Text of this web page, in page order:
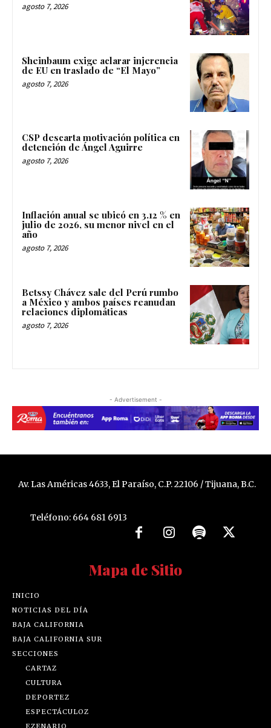
agosto 7, 2026
Sheinbaum exige aclarar injerencia
de EU en traslado de “El Mayo”
agosto 7, 2026
CSP descarta motivación política en
detención de Ángel Aguirre
agosto 7, 2026
Inflación anual se ubicó en 3.12 % en
julio de 2026, su menor nivel en el
año
agosto 7, 2026
Betssy Chávez sale del Perú rumbo
a México y ambos países reanudan
relaciones diplomáticas
agosto 7, 2026
- Advertisement -
Av. Las Américas 4633, El Paraíso, C.P. 22106 / Tijuana, B.C.
Teléfono: 664 681 6913
Mapa de Sitio
INICIO
NOTICIAS DEL DÍA
BAJA CALIFORNIA
BAJA CALIFORNIA SUR
SECCIONES
CARTAZ
CULTURA
DEPORTEZ
ESPECTÁCULOZ